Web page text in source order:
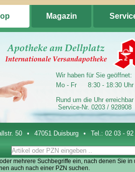
Magazin
50 • 47051 Duisburg • Tel.: 02 03 -
Wir haben für Sie geöffnet:
Mo - Fr
8:30 - 18:30 Uhr
Rund um die Uhr erreichbar
Service-Nr. 0203 / 928908
mehrere Suchbegriffe ein, nach denen Sie in
auch nach einer PZN suchen.